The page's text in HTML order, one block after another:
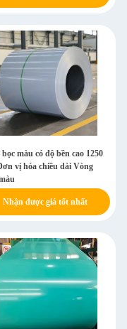
màu có độ bền cao 1250
vị hóa chiều dài Vòng
Nhận được giá tốt nhất